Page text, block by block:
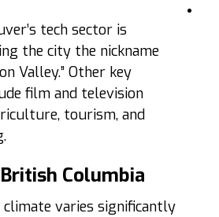
tech sector is
the city the nickname
Valley.” Other key
film and television
tourism, and
Columbia
climate varies significantly